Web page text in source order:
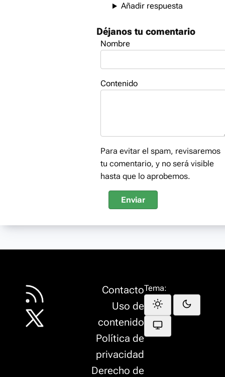
Añadir respuesta
Déjanos tu comentario
Nombre
Contenido
Para evitar el spam, revisaremos
tu comentario, y no será visible
hasta que lo aprobemos.
Enviar
Contacto
Uso de
contenido
Política de
privacidad
Derecho de
Tema: